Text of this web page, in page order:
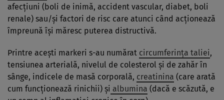
afecțiuni (boli de inimă, accident vascular, diabet, boli
renale) sau/și factori de risc care atunci când acționează
împreună își măresc puterea distructivă.
Printre acești markeri s-au numărat circumferința taliei,
tensiunea arterială, nivelul de colesterol și de zahăr în
sânge, indicele de masă corporală, creatinina (care arată
cum funcționează rinichii) și albumina (dacă e scăzută, e